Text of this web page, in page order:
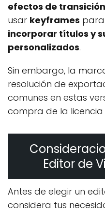
efectos de
usar keyframes
incorporar títulos y
personalizados.
Sin embargo, la
resolución de
comunes en estas
compra de la
Editor de
Antes de elegir un
considera tus